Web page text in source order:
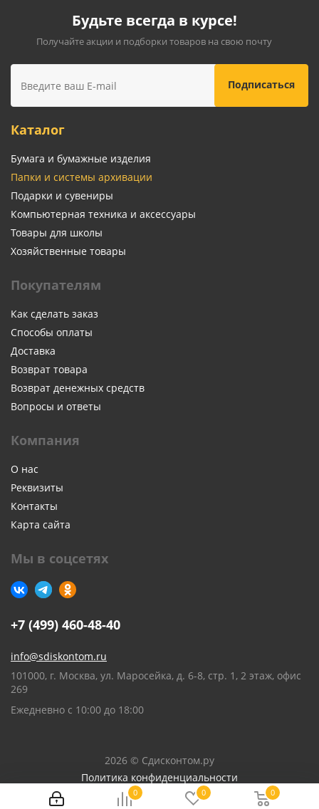
0 0 0
Будьте всегда в курсе!
Получайте акции и подборки товаров на свою почту
Каталог
Бумага и бумажные изделия
Папки и системы архивации
Подарки и сувениры
Компьютерная техника и аксессуары
Товары для школы
Хозяйственные товары
Покупателям
Как сделать заказ
Способы оплаты
Доставка
Возврат товара
Возврат денежных средств
Вопросы и ответы
Компания
О нас
Реквизиты
Контакты
Карта сайта
Мы в соцсетях
+7 (499) 460-48-40
info@sdiskontom.ru
101000, г. Москва, ул. Маросейка, д. 6-8, стр. 1, 2 этаж, офис
269
Ежедневно с 10:00 до 18:00
2026 © Сдисконтом.ру
Политика конфиденциальности